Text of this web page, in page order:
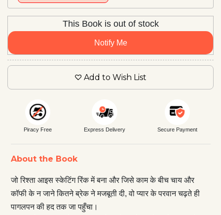
This Book is out of stock
Notify Me
Add to Wish List
Piracy Free Express Delivery Secure Payment
About the Book
जो रिश्ता आइस स्केटिंग रिंक में बना और जिसे काम के बीच चाय और
कॉफी के न जाने कितने ब्रेक ने मजबूती दी, वो प्यार के परवान चढ़ते ही
पागलपन की हद तक जा पहुँचा।